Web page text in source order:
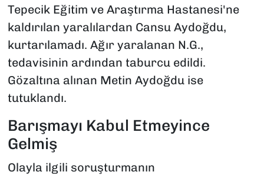
Tepecik Eğitim ve Araştırma Hastanesi'ne
kaldırılan yaralılardan Cansu Aydoğdu,
kurtarılamadı. Ağır yaralanan N.G.,
tedavisinin ardından taburcu edildi.
Gözaltına alınan Metin Aydoğdu ise
tutuklandı.
Barışmayı Kabul Etmeyince
Gelmiş
Olayla ilgili soruşturmanın